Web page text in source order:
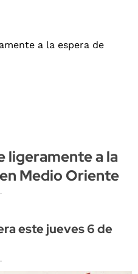
ligeramente a la
Medio Oriente
este jueves 6 de